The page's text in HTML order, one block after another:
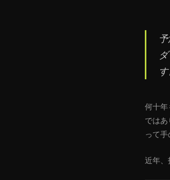
す
何十年
では
って手
近年、